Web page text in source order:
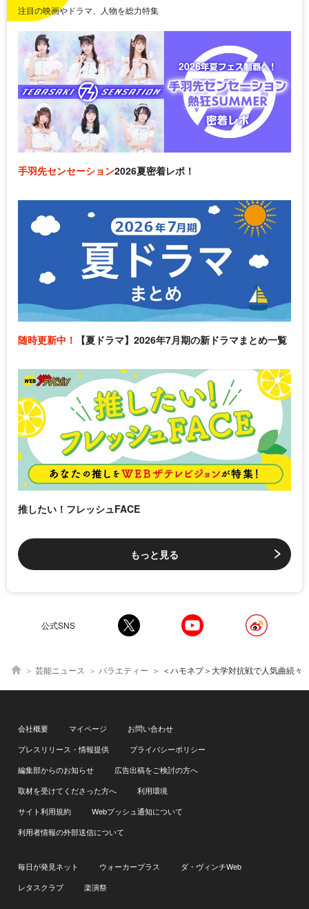
注目の映画やドラマ、人物を総力特集
手羽先センセーション2026夏密着レポ！
随時更新中！ 【夏ドラマ】2026年7月期の新ドラマまとめ一覧
推したい！フレッシュFACE
もっと見る
公式SNS
芸能ニュース バラエティー ＜ハモネプ＞大学対抗戦で人気曲続々 JO1河野純喜は母校の出場に「このステージで見
会社概要 マイページ
お問い合わせ
プレスリリース・情報提供
プライバシーポリシー
編集部からのお知らせ
広告出稿をご検討の方へ
取材を受けてくださった方へ
利用環境
サイト利用規約
Webプッシュ通知について
利用者情報の外部送信について
毎日が発見ネット ウォーカープラス
ダ・ヴィンチWeb
レタスクラブ
楽演祭